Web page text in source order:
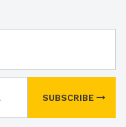
SUBSCRIBE